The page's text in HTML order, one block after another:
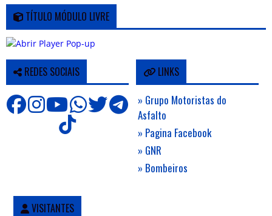
TÍTULO MÓDULO LIVRE
REDES SOCIAIS LINKS
» Grupo Motoristas do
Asfalto
» Pagina Facebook
» GNR
» Bombeiros
VISITANTES